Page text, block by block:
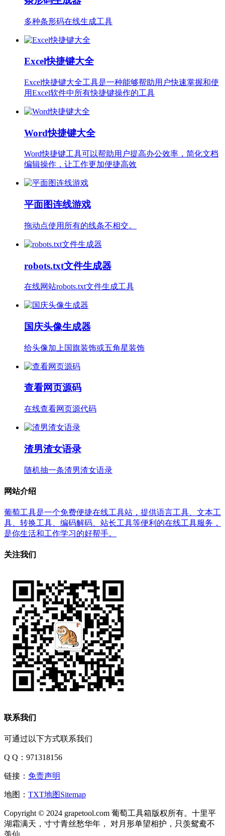
多种条形码在线生成工具
Excel快捷键大全
Excel快捷键大全工具是一种能够帮助用户快速掌握和使
用Excel软件中所有快捷键操作的工具
Word快捷键大全
Word快捷键工具可以帮助用户提高办公效率，简化文档
编辑操作，让工作更加便捷高效
平面图连线游戏
拖动点使用所有的线条不相交。
robots.txt文件生成器
在线网站robots.txt文件生成工具
国庆头像生成器
给头像加上国旗装饰或五角星装饰
查看网页源码
在线查看网页源代码
渣男渣女语录
随机抽一条渣男渣女语录
网站介绍
葡萄工具是一个免费便捷在线工具站，提供语言工具、文本工
具、转换工具、编码解码、站长工具等便利的在线工具服务，
是你生活和工作学习的好帮手。
关注我们
联系我们
可通过以下方式联系我们
Q Q：971318156
链接： 免责声明
地图： TXT地图Sitemap
Copyright © 2024 grapetool.com 葡萄工具箱版权所有。十里平
湖霜满天，寸寸青丝愁华年， 对月形单望相护，只羡鸳鸯不